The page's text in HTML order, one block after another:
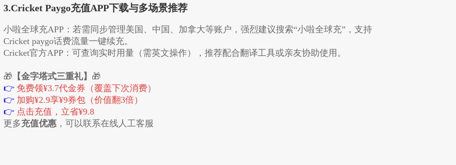
3.​Cricket Paygo充值APP下载与多场景推荐​
小啦全球充APP​​​​：若需同步管理美国、中国、加拿大等账户，强烈建议搜索“小啦全球充”，支持
Cricket paygo话费流量一键续充。
​​​Cricket官方APP​​​​：可查询实时用量（需英文操作），推荐配合翻译工具或亲友协助使用。
🎁 【金字塔式三重礼】 🎁
👉 免费领¥3.7代金券（覆盖下次消费）
👉 加购¥2.9享¥9券包（价值翻3倍）
👉 点击充值，立省¥9.8
更多充值优惠 ，可以联系在线人工客服